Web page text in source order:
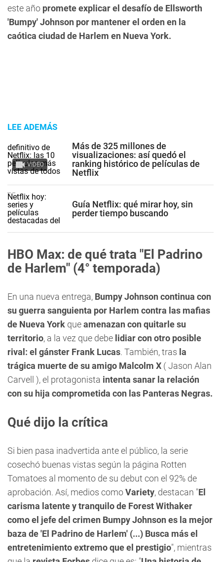
este año promete explicar el desafío de Ellsworth
'Bumpy' Johnson por mantener el orden en la
caótica ciudad de Harlem en Nueva York.
LEE ADEMÁS
VIDEO
Más de 325 millones de
visualizaciones: así quedó el
ranking histórico de películas de
Netflix
Guía Netflix: qué mirar hoy, sin
perder tiempo buscando
HBO Max: de qué trata "El Padrino
de Harlem" (4° temporada)
En una nueva entrega, Bumpy Johnson continua con
su guerra sanguienta por Harlem contra las mafias
de Nueva York queamenazan con quitarle su
territorio, a la vez que debe lidiar con otro posible
rival: el gánster Frank Lucas. También, tras la
trágica muerte de su amigo Malcolm X ( Jason Alan
Carvell ), el protagonista intenta sanar la relación
con su hija comprometida con las Panteras Negras.
Qué dijo la crítica
Si bien pasa inadvertida ante el público, la serie
cosechó buenas vistas según la página Rotten
Tomatoes al momento de su debut con el 92% de
aprobación. Así, medios comoVariety, destacan "El
carisma latente y tranquilo de Forest Withaker
como el jefe del crimen Bumpy Johnson es la mejor
baza de 'El Padrino de Harlem' (...) Busca más el
entretenimiento extremo que el prestigio", mientras